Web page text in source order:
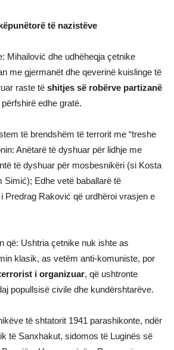
të nazistëve
Mihailović dhe udhëheqja çetnike
me gjermanët dhe qeverinë kuislinge të
raste të shitjes së robërve partizanë
edhe gratë.
të brendshëm të terrorit me “treshe
Anëtarë të dyshuar për lidhje me
të dyshuar për mosbesnikëri (si Kosta
Simić); Edhe vetë baballarë të
Predrag Raković që urdhëroi vrasjen e
që: Ushtria çetnike nuk ishte as
klasik, as vetëm anti-komuniste, por
i organizuar, që ushtronte
popullsisë civile dhe kundërshtarëve.
të shtatorit 1941 parashikonte, ndër
të Sanxhakut, sidomos të Luginës së